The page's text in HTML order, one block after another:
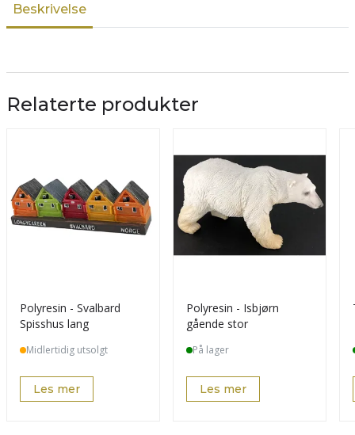
Beskrivelse
Relaterte produkter
Polyresin - Svalbard
Spisshus lang
Midlertidig utsolgt
Les mer
Polyresin - Isbjørn
gående stor
På lager
Les mer